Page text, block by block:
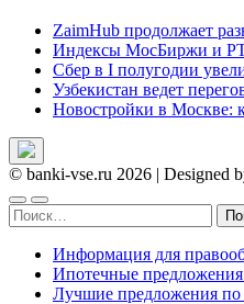
ZaimHub продолжает
Индексы МосБиржи и
Сбер в I полугодии
Узбекистан ведет
Новостройки в Москве:
© banki-vse.ru 2026 | Designed
Найти:
Информация для
Ипотечные предложения
Лучшие предложения